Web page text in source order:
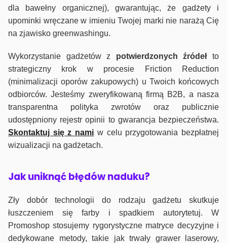
dla bawełny organicznej), gwarantując, że gadżety i
upominki wręczane w imieniu Twojej marki nie narażą Cię
na zjawisko greenwashingu.
Wykorzystanie gadżetów z potwierdzonych źródełto
strategiczny krok w procesie Friction Reduction
(minimalizacji oporów zakupowych) u Twoich końcowych
odbiorców. Jesteśmy zweryfikowaną firmą B2B, a nasza
transparentna polityka zwrotów oraz publicznie
udostępniony rejestr opinii to gwarancja bezpieczeństwa.
Skontaktuj się z nami w celu przygotowania bezpłatnej
wizualizacji na gadżetach.
Jak uniknąć błędów naduku?
Zły dobór technologii do rodzaju gadżetu skutkuje
łuszczeniem się farby i spadkiem autorytetuj. W
Promoshop stosujemy rygorystyczne matryce decyzyjne i
dedykowane metody, takie jak trwały grawer laserowy,